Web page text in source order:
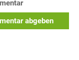
abgeben